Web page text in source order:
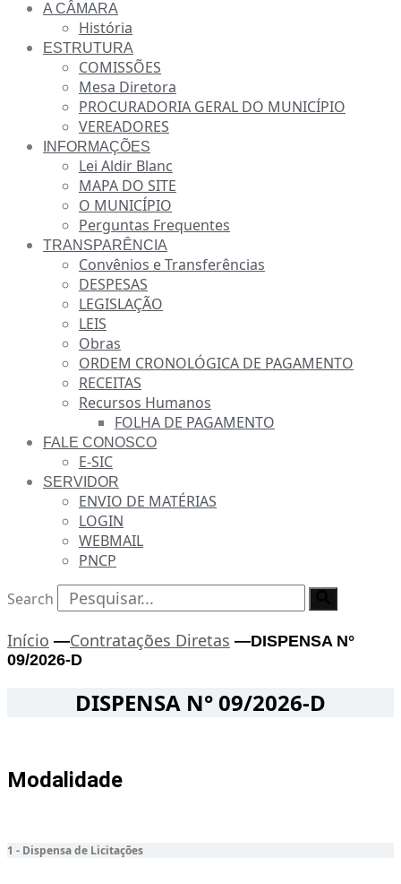
A CÂMARA
História
ESTRUTURA
COMISSÕES
Mesa Diretora
PROCURADORIA GERAL DO MUNICÍPIO
VEREADORES
INFORMAÇÕES
Lei Aldir Blanc
MAPA DO SITE
O MUNICÍPIO
Perguntas Frequentes
TRANSPARÊNCIA
Convênios e Transferências
DESPESAS
LEGISLAÇÃO
LEIS
Obras
ORDEM CRONOLÓGICA DE PAGAMENTO
RECEITAS
Recursos Humanos
FOLHA DE PAGAMENTO
FALE CONOSCO
E-SIC
SERVIDOR
ENVIO DE MATÉRIAS
LOGIN
WEBMAIL
PNCP
Search
Início —Contratações Diretas —DISPENSA N°
09/2026-D
DISPENSA N° 09/2026-D
Modalidade
1 - Dispensa de Licitações